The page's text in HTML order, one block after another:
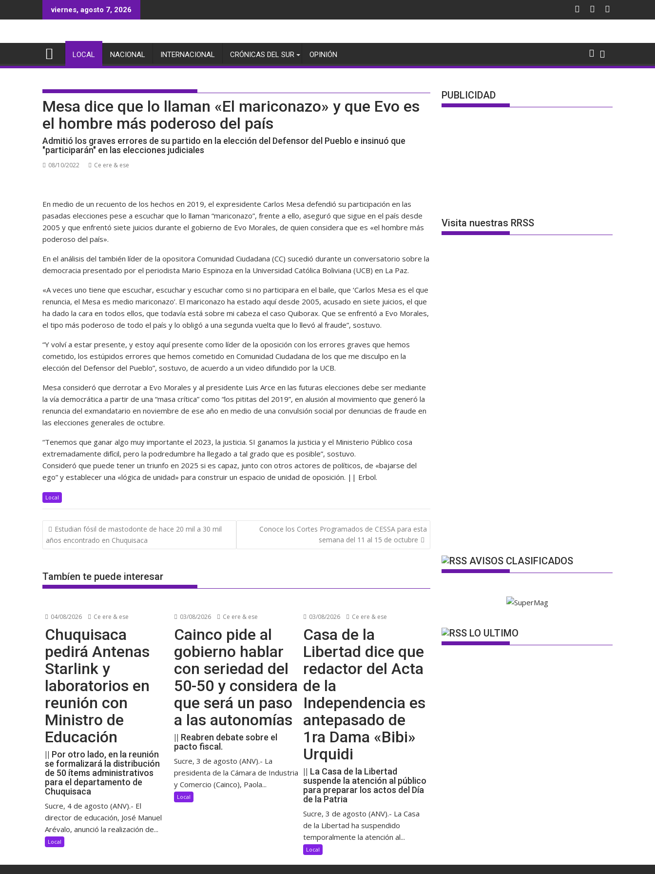
al
viernes, agosto 7, 2026
LOCAL NACIONAL INTERNACIONAL CRÓNICAS DEL SUR OPINIÓN
Mesa dice que lo llaman «El mariconazo» y que Evo es
el hombre más poderoso del país
Admitió los graves errores de su partido en la elección del Defensor del Pueblo e insinuó que
"participarán" en las elecciones judiciales
08/10/2022 Ce ere & ese
En medio de un recuento de los hechos en 2019, el expresidente Carlos Mesa defendió su participación en las
pasadas elecciones pese a escuchar que lo llaman “mariconazo”, frente a ello, aseguró que sigue en el país desde
2005 y que enfrentó siete juicios durante el gobierno de Evo Morales, de quien considera que es «el hombre más
poderoso del país».
En el análisis del también líder de la opositora Comunidad Ciudadana (CC) sucedió durante un conversatorio sobre la
democracia presentado por el periodista Mario Espinoza en la Universidad Católica Boliviana (UCB) en La Paz.
«A veces uno tiene que escuchar, escuchar y escuchar como si no participara en el baile, que ‘Carlos Mesa es el que
renuncia, el Mesa es medio mariconazo’. El mariconazo ha estado aquí desde 2005, acusado en siete juicios, el que
ha dado la cara en todos ellos, que todavía está sobre mi cabeza el caso Quiborax. Que se enfrentó a Evo Morales,
el tipo más poderoso de todo el país y lo obligó a una segunda vuelta que lo llevó al fraude”, sostuvo.
“Y volví a estar presente, y estoy aquí presente como líder de la oposición con los errores graves que hemos
cometido, los estúpidos errores que hemos cometido en Comunidad Ciudadana de los que me disculpo en la
elección del Defensor del Pueblo”, sostuvo, de acuerdo a un video difundido por la UCB.
Mesa consideró que derrotar a Evo Morales y al presidente Luis Arce en las futuras elecciones debe ser mediante
la vía democrática a partir de una “masa crítica” como “los pititas del 2019”, en alusión al movimiento que generó la
renuncia del exmandatario en noviembre de ese año en medio de una convulsión social por denuncias de fraude en
las elecciones generales de octubre.
“Tenemos que ganar algo muy importante el 2023, la justicia. SI ganamos la justicia y el Ministerio Público cosa
extremadamente difícil, pero la podredumbre ha llegado a tal grado que es posible”, sostuvo.
Consideró que puede tener un triunfo en 2025 si es capaz, junto con otros actores de políticos, de «bajarse del
ego” y establecer una «lógica de unidad» para construir un espacio de unidad de oposición. || Erbol.
Local
Navegación
de
entradas
Estudian fósil de mastodonte de hace 20 mil a 30 mil
años encontrado en Chuquisaca
Conoce los Cortes Programados de CESSA para esta
semana del 11 al 15 de octubre
Tambíen te puede interesar
04/08/2026 Ce ere & ese
Chuquisaca
pedirá Antenas
Starlink y
laboratorios en
reunión con
Ministro de
Educación
|| Por otro lado, en la reunión
se formalizará la distribución
de 50 ítems administrativos
para el departamento de
Chuquisaca
Sucre, 4 de agosto (ANV).- El
director de educación, José Manuel
Arévalo, anunció la realización de...
Local
03/08/2026 Ce ere & ese
Cainco pide al
gobierno hablar
con seriedad del
50-50 y considera
que será un paso
a las autonomías
|| Reabren debate sobre el
pacto fiscal.
Sucre, 3 de agosto (ANV).- La
presidenta de la Cámara de Industria
y Comercio (Cainco), Paola...
Local
03/08/2026 Ce ere & ese
Casa de la
Libertad dice que
redactor del Acta
de la
Independencia es
antepasado de
1ra Dama «Bibi»
Urquidi
|| La Casa de la Libertad
suspende la atención al público
para preparar los actos del Día
de la Patria
Sucre, 3 de agosto (ANV).- La Casa
de la Libertad ha suspendido
temporalmente la atención al...
Local
PUBLICIDAD
Visita nuestras RRSS
AVISOS CLASIFICADOS
LO ULTIMO